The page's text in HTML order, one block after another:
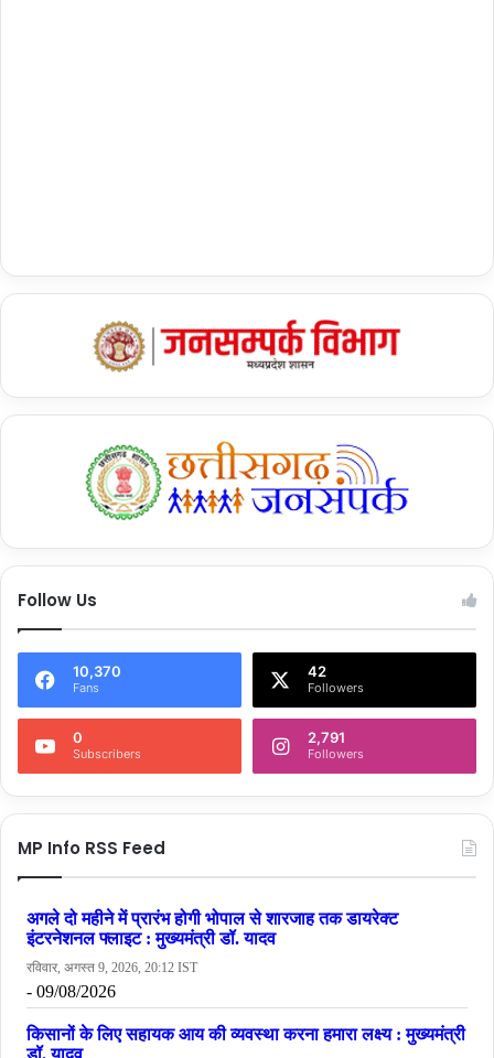
Follow Us
10,370
Fans
42
Followers
0
Subscribers
2,791
Followers
MP Info RSS Feed